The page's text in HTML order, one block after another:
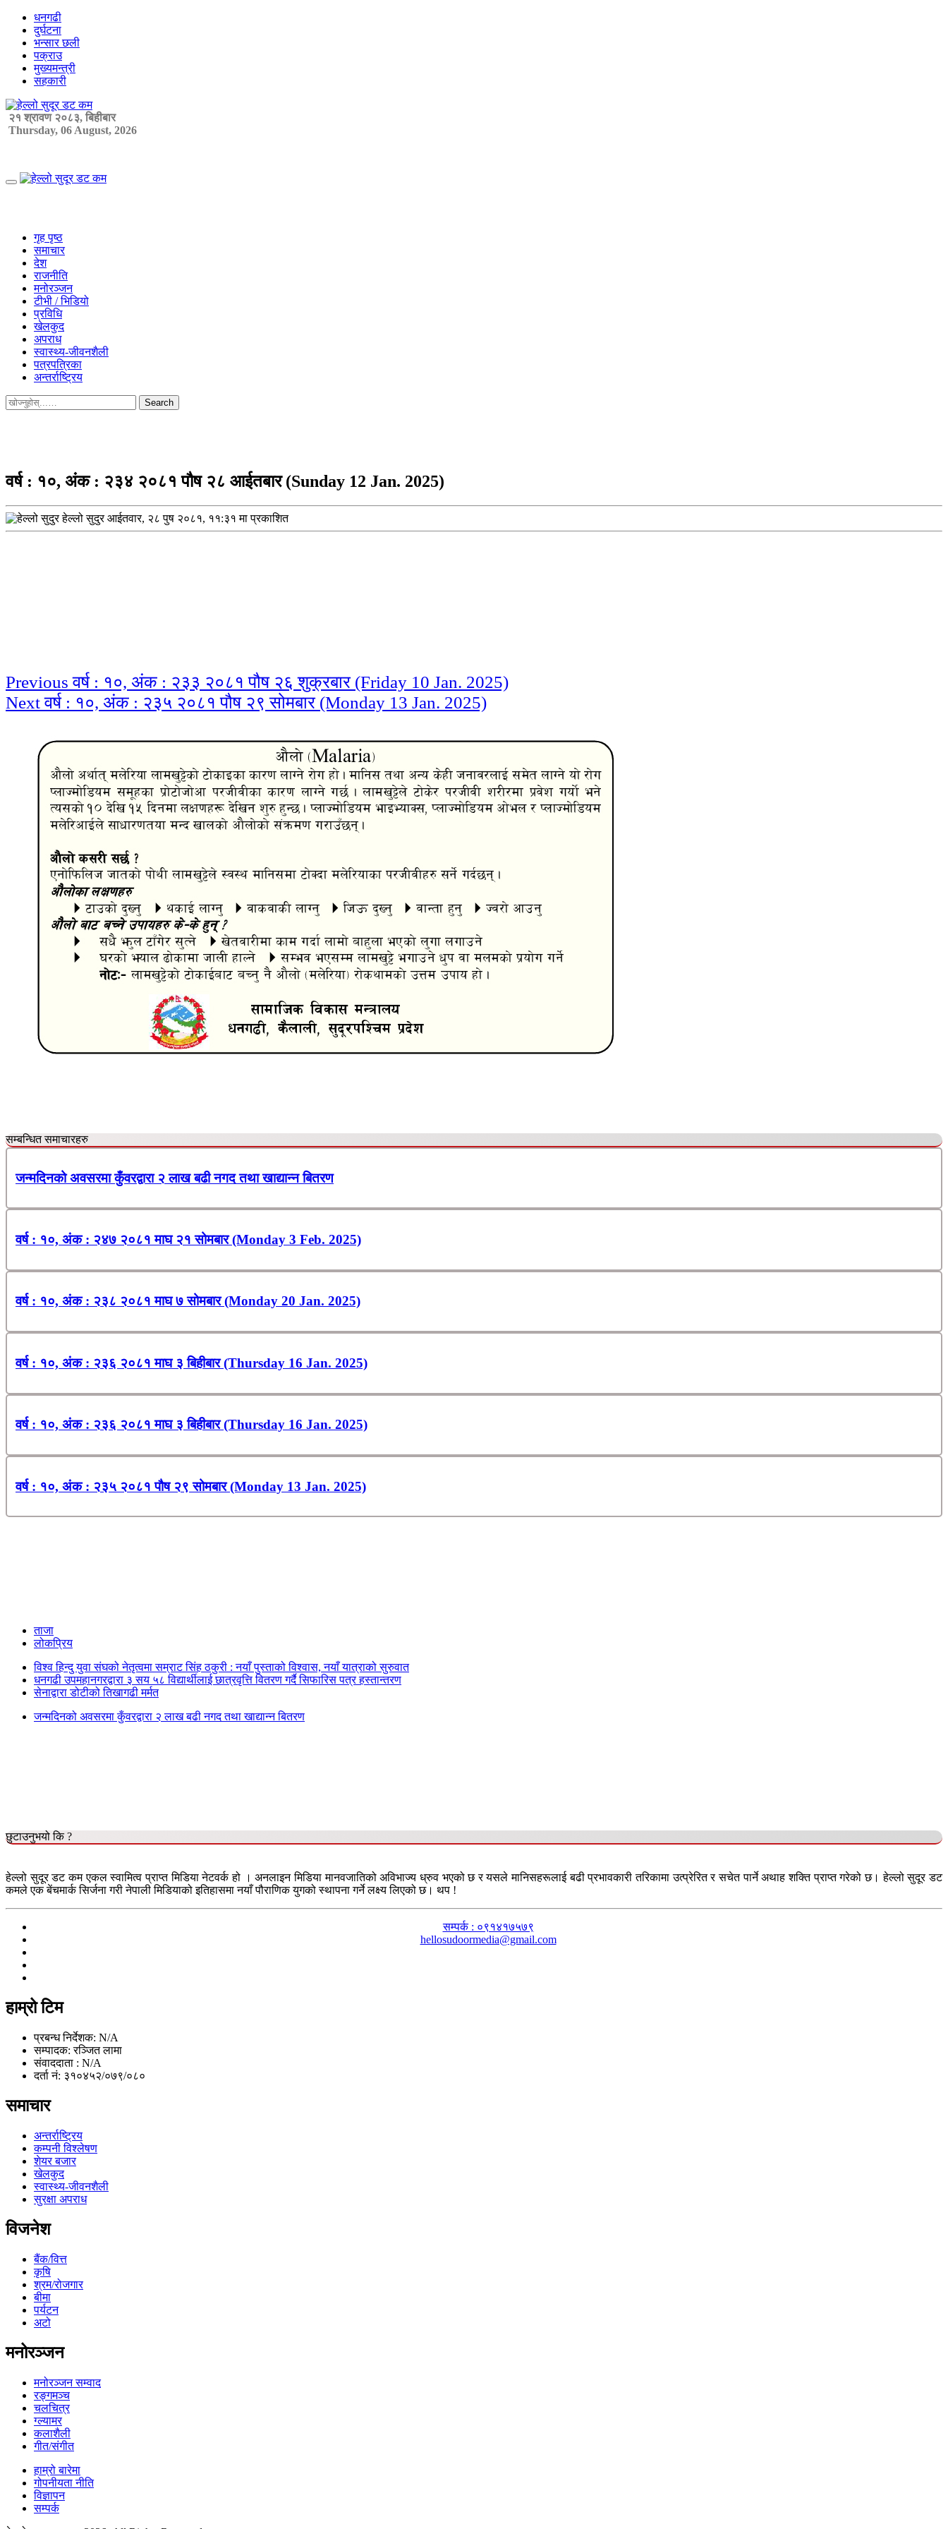
Skip
content
धनगढी
दुर्घटना
भन्सार छली
पक्राउ
मुख्यमन्त्री
सहकारी
२१ श्रावण २०८३, बिहीबार
Thursday, 06 August, 2026
Primary
गृह पृष्ठ
समाचार
देश
राजनीति
मनोरञ्जन
टीभी / भिडियो
प्रविधि
खेलकुद
अपराध
स्वास्थ्य-जीवनशैली
पत्रपत्रिका
अन्तर्राष्ट्रिय
Search
for:
वर्ष : १०, अंक : २३४ २०८१ पौष २८ आईतबार (Sunday 12 Jan. 2025)
हेल्लो सुदुर आईतवार, २८ पुष २०८१, ११:३१ मा प्रकाशित
Continue
Reading
Previous वर्ष : १०, अंक : २३३ २०८१ पौष २६ शुक्रबार (Friday 10 Jan. 2025)
Nextवर्ष : १०, अंक : २३५ २०८१ पौष २९ सोमबार (Monday 13 Jan. 2025)
सम्बन्धित समाचारहरु
जन्मदिनको अवसरमा कुँवरद्वारा २ लाख बढी नगद तथा खाद्यान्न बितरण
वर्ष : १०, अंक : २४७ २०८१ माघ २१ सोमबार (Monday 3 Feb. 2025)
वर्ष : १०, अंक : २३८ २०८१ माघ ७ सोमबार (Monday 20 Jan. 2025)
वर्ष : १०, अंक : २३६ २०८१ माघ ३ बिहीबार (Thursday 16 Jan. 2025)
वर्ष : १०, अंक : २३६ २०८१ माघ ३ बिहीबार (Thursday 16 Jan. 2025)
वर्ष : १०, अंक : २३५ २०८१ पौष २९ सोमबार (Monday 13 Jan. 2025)
ताजा
लोकप्रिय
विश्व हिन्दु युवा संघको नेतृत्वमा सम्राट सिंह ठकुरी : नयाँ पुस्ताको विश्वास, नयाँ यात्राको सुरुवात
धनगढी उपमहानगरद्वारा ३ सय ५८ विद्यार्थीलाई छात्रवृत्ति वितरण गर्दै सिफारिस पत्र हस्तान्तरण
सेनाद्वारा डोटीको तिखागढी मर्मत
जन्मदिनको अवसरमा कुँवरद्वारा २ लाख बढी नगद तथा खाद्यान्न बितरण
छुटाउनुभयो कि ?
हेल्लो सुदूर डट कम एकल स्वामित्व प्राप्त मिडिया नेटवर्क हो । अनलाइन मिडिया मानवजातिको अविभाज्य ध्रुव भएको छ र यसले मानिसहरूलाई बढी प्रभावकारी तरिकामा उत्प्रेरित र सचेत पार्ने अथाह शक्ति प्राप्त गरेको छ। हेल्लो सुदूर डट
कमले एक बेंचमार्क सिर्जना गरी नेपाली मिडियाको इतिहासमा नयाँ पौराणिक युगको स्थापना गर्ने लक्ष्य लिएको छ। थप !
सम्पर्क : ०९१४१७५७९
hellosudoormedia@gmail.com
हाम्रो टिम
प्रबन्ध निर्देशक: N/A
सम्पादक: रञ्जित लामा
संवाददाता : N/A
दर्ता नं: ३१०४५२/०७९/०८०
समाचार
अन्तर्राष्ट्रिय
कम्पनी विश्लेषण
शेयर बजार
खेलकुद
स्वास्थ्य-जीवनशैली
सुरक्षा अपराध
विजनेश
बैंक/वित्त
कृषि
श्रम/रोजगार
बीमा
पर्यटन
अटो
मनोरञ्जन
मनोरञ्जन सम्वाद
रङ्गमञ्च
चलचित्र
ग्ल्यामर
कलाशैली
गीत/संगीत
हाम्रो बारेमा
गोपनीयता नीति
विज्ञापन
सम्पर्क